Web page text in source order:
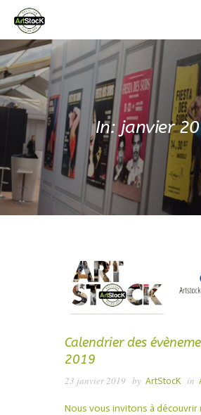
ACCUEIL
L’ASSOCIATION
CATALOGUE EN LIGNE
ACTUALITÉS
CONTACT
ADHÉRER
In: janvier
Calendrier des
2019
23 janvier 2019 by ArtStocK in
Nous vous invitons à découvrir